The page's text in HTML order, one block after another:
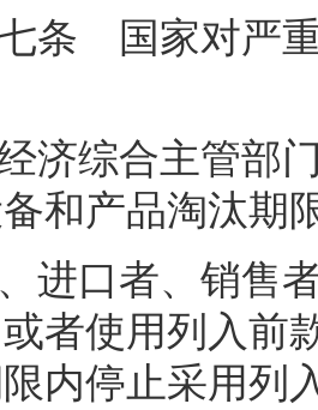
条 国家对严
济综合主管部
和产品淘汰期
进口者、销售
者使用列入前
内停止采用列